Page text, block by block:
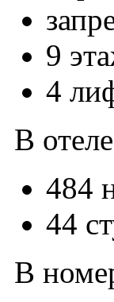
9
4
В отеле
484
44
В